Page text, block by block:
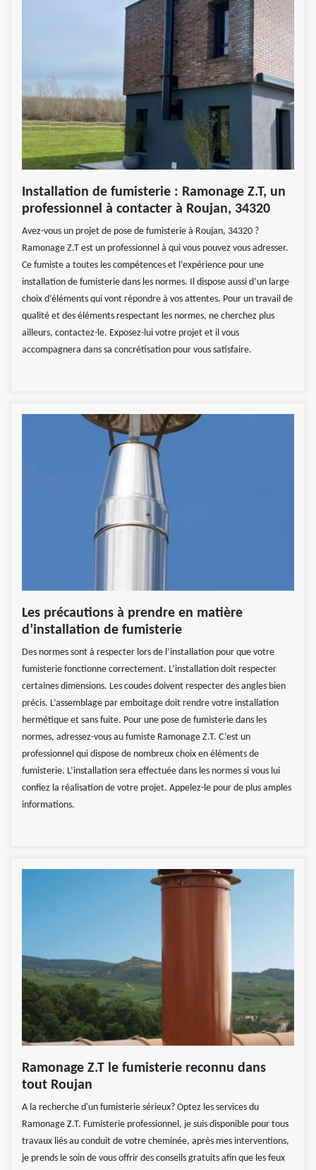
Installation de fumisterie : Ramonage Z.T, un
professionnel à contacter à Roujan, 34320
Avez-vous un projet de pose de fumisterie à Roujan, 34320 ?
Ramonage Z.T est un professionnel à qui vous pouvez vous adresser.
Ce fumiste a toutes les compétences et l’expérience pour une
installation de fumisterie dans les normes. Il dispose aussi d’un large
choix d’éléments qui vont répondre à vos attentes. Pour un travail de
qualité et des éléments respectant les normes, ne cherchez plus
ailleurs, contactez-le. Exposez-lui votre projet et il vous
accompagnera dans sa concrétisation pour vous satisfaire.
Les précautions à prendre en matière
d’installation de fumisterie
Des normes sont à respecter lors de l’installation pour que votre
fumisterie fonctionne correctement. L’installation doit respecter
certaines dimensions. Les coudes doivent respecter des angles bien
précis. L’assemblage par emboitage doit rendre votre installation
hermétique et sans fuite. Pour une pose de fumisterie dans les
normes, adressez-vous au fumiste Ramonage Z.T. C’est un
professionnel qui dispose de nombreux choix en éléments de
fumisterie. L’installation sera effectuée dans les normes si vous lui
confiez la réalisation de votre projet. Appelez-le pour de plus amples
informations.
Ramonage Z.T le fumisterie reconnu dans
tout Roujan
A la recherche d'un fumisterie sérieux? Optez les services du
Ramonage Z.T. Fumisterie professionnel, je suis disponible pour tous
travaux liés au conduit de votre cheminée, après mes interventions,
je prends le soin de vous offrir des conseils gratuits afin que les feux